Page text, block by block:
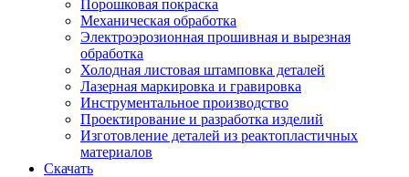
Порошковая покраска
Механическая обработка
Электроэрозионная прошивная и вырезная
обработка
Холодная листовая штамповка деталей
Лазерная маркировка и гравировка
Инструментальное производство
Проектирование и разработка изделий
Изготовление деталей из реактопластичных
материалов
Скачать